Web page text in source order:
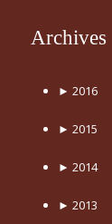
Archives
► 2016
► 2015
► 2014
► 2013